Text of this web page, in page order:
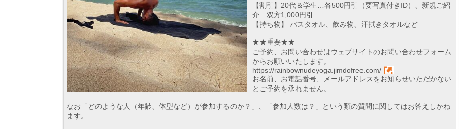
【割引】20代＆学生…各500円引（要写真付きID）、新規ご紹
介…双方1,000円引
【持ち物】 バスタオル、飲み物、汗拭きタオルなど
★★重要★★
ご予約、お問い合わせはウェブサイトのお問い合わせフォーム
からお願いいたします。
https://rainbownudeyoga.jimdofree.com/
お名前、お電話番号、メールアドレスをお知らせいただかない
とご予約を承れません。
なお「どのような人（年齢、体型など）が参加するのか？」、「参加人数は？」という類の質問に関してはお答えしかね
ます。